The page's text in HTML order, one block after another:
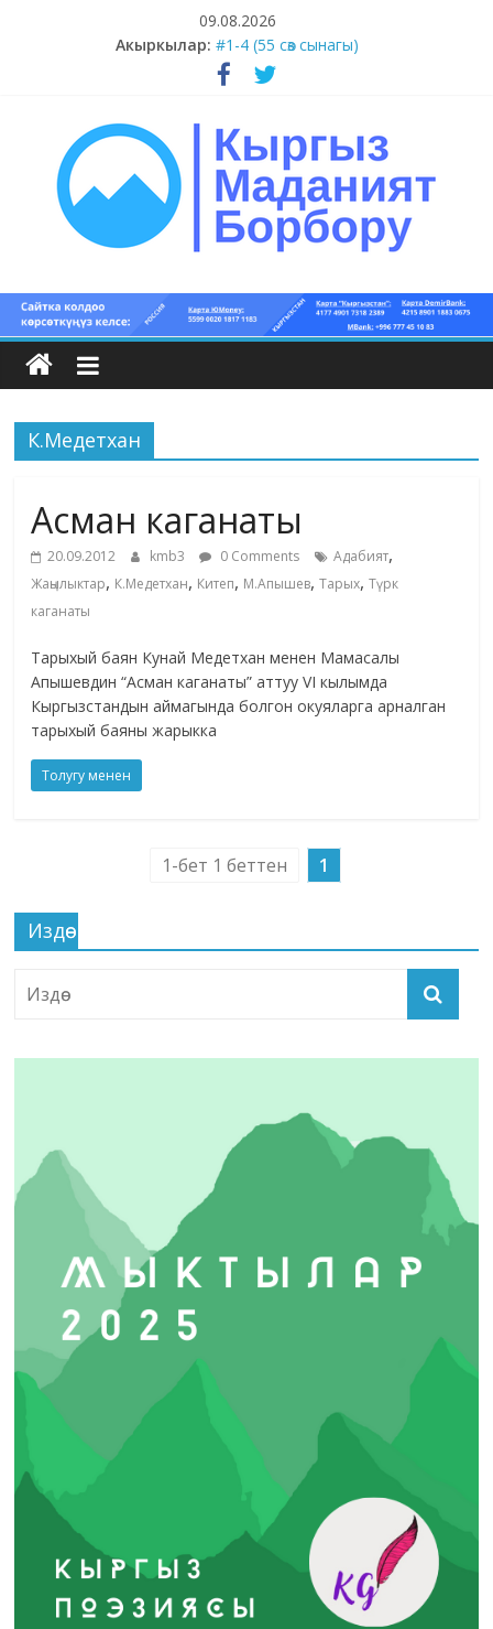
09.08.2026
Акыркылар: #1-4 (55 сөз сынагы)
#13-14 (55 сөз сынагы)
#11-12 (55 сөз сынагы)
#5-8 (55 сөз сынагы)
Кыргыз
маданият
борбору
Кыргыз
жана
К.Медетхан
Асман каганаты
20.09.2012 kmb3 0 Comments Адабият,
Жаңылыктар, К.Медетхан, Китеп, М.Апышев,Тарых,Түрк
каганаты
Тарыхый баян Кунай Медетхан менен Мамасалы
Апышевдин “Асман каганаты” аттуу VI кылымда
Кыргызстандын аймагында болгон окуяларга арналган
тарыхый баяны жарыкка
Толугу менен
1-бет 1 беттен 1
Издөө